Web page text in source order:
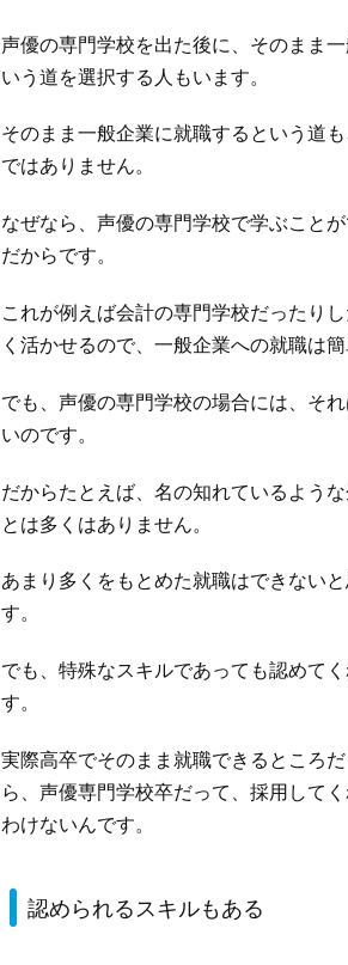
声優の専門学校を出た後に、そのまま
いう道を選択する人もいます。
そのまま一般企業に就職するという道
ではありません。
なぜなら、声優の専門学校で学ぶこと
だからです。
これが例えば会計の専門学校だったり
く活かせるので、一般企業への就職は簡
でも、声優の専門学校の場合には、そ
いのです。
だからたとえば、名の知れているよう
とは多くはありません。
あまり多くをもとめた就職はできない
す。
でも、特殊なスキルであっても認めて
す。
実際高卒でそのまま就職できるところ
ら、声優専門学校卒だって、採用して
わけないんです。
認められるスキルもある